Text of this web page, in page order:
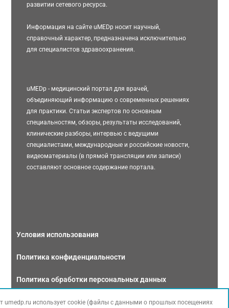
развитии сетевого ресурса.
Информация на сайте uMEDp носит научный,
справочный характер, предназначена исключительно
для специалистов здравоохранения.
uMEDp - медицинский портал для врачей,
объединяющий информацию о современных решениях
для практики. Статьи экспертов по основным
специальностям, обзоры, результаты исследований,
клинические разборы, интервью с ведущими
специалистами, международные и российские новости,
видеоматериалы (в прямой трансляции или записи)
составляют основное содержание портала.
Условия использования
Политика конфиденциальности
Политика обработки персональных данных
Связаться с нами
umedp.ru использует cookie (файлы с данными о прошлых посещениях